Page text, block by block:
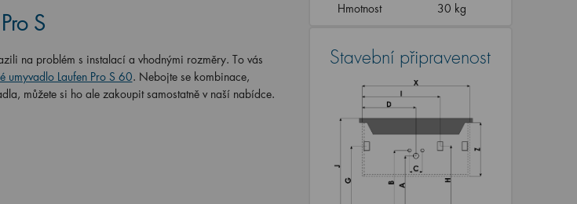
S
na problém s instalací a vhodnými rozměry. To vás
umyvadlo Laufen Pro S 60. Nebojte se kombinace,
můžete si ho ale zakoupit samostatně v naší nabídce.
Hmotnost
30 kg
Stavební připravenost